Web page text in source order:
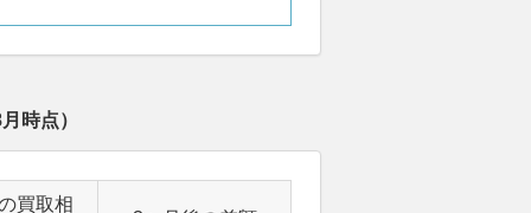
時点）
買取相